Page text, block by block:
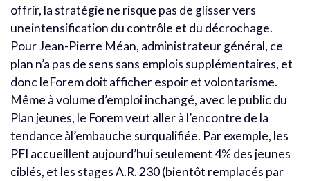
offrir, la stratégie ne risque pas de glisser vers
uneintensification du contrôle et du décrochage.
Pour Jean-Pierre Méan, administrateur général, ce
plan n’a pas de sens sans emplois supplémentaires, et
donc leForem doit afficher espoir et volontarisme.
Même à volume d’emploi inchangé, avec le public du
Plan jeunes, le Forem veut aller à l’encontre de la
tendance àl’embauche surqualifiée. Par exemple, les
PFI accueillent aujourd’hui seulement 4% des jeunes
ciblés, et les stages A.R. 230 (bientôt remplacés par